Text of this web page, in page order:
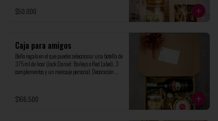
$50.000
Caja para amigos
Bello regalo en el que puedes seleccionar una botella de
375ml de licor (Jack Daniel; Baileys o Red Label), 3
complementos y un mensaje personal. Decoración
$166.500